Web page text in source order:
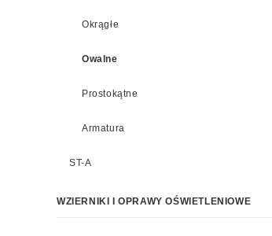
Okrągłe
Owalne
Prostokątne
Armatura
ST-A
WZIERNIKI I OPRAWY OŚWIETLENIOWE